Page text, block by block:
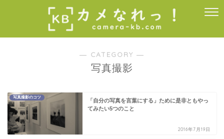
― CATEGORY ―
写真撮影
写真撮影のコツ
「自分の写真を言葉にする」ために是非ともやっ
てみたい5つのこと
2016年7月19日